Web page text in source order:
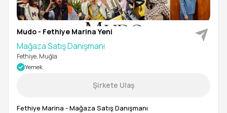
Mudo - Fethiye Marina Yeni
Mağaza Satış Danışmanı
Fethiye, Muğla
Yemek
Şirkete Ulaş
Fethiye Marina - Mağaza Satış Danışmanı